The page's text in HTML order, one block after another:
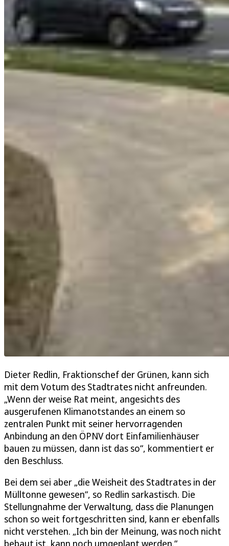
Dieter Redlin, Fraktionschef der Grünen, kann sich
mit dem Votum des Stadtrates nicht anfreunden.
„Wenn der weise Rat meint, angesichts des
ausgerufenen Klimanotstandes an einem so
zentralen Punkt mit seiner hervorragenden
Anbindung an den ÖPNV dort Einfamilienhäuser
bauen zu müssen, dann ist das so“, kommentiert er
den Beschluss.
Bei dem sei aber „die Weisheit des Stadtrates in der
Mülltonne gewesen“, so Redlin sarkastisch. Die
Stellungnahme der Verwaltung, dass die Planungen
schon so weit fortgeschritten sind, kann er ebenfalls
nicht verstehen. „Ich bin der Meinung, was noch nicht